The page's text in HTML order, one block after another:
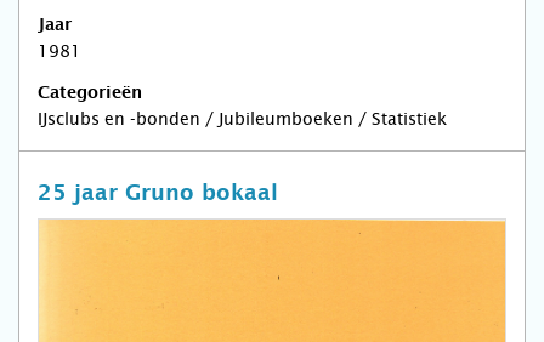
Jaar
1981
Categorieën
IJsclubs en -bonden / Jubileumboeken / Statistiek
25 jaar Gruno bokaal